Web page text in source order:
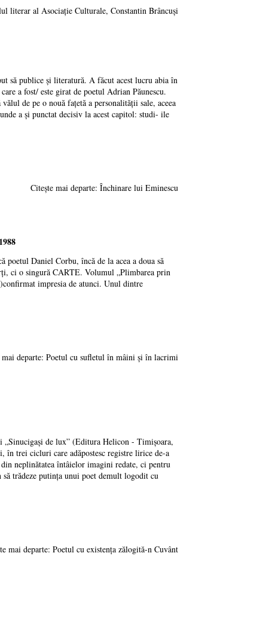
literar al Asociație Culturale, Constantin Brâncuși
să publice şi literatură. A făcut acest lucru abia în
a fost/ este girat de poetul Adrian Păunescu.
de pe o nouă faţetă a personalităţii sale, aceea
a şi punctat decisiv la acest capitol: studi- ile
Citește mai departe: Închinare lui Eminescu
Daniel Corbu, încă de la acea a doua să
ci o singură CARTE. Volumul „Plimbarea prin
impresia de atunci. Unul dintre
mai departe: Poetul cu sufletul în mâini şi în lacrimi
„Sinucigaşi de lux” (Editura Helicon - Timişoara,
trei cicluri care adăpostesc registre lirice de-a
neplinătatea întâielor imagini redate, ci pentru
trădeze putinţa unui poet demult logodit cu
mai departe: Poetul cu existenţa zălogită-n Cuvânt